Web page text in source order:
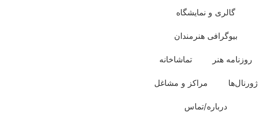
گالری و نمایشگاه
بیوگرافی هنرمندان
روزنامه هنر تماشاخانه
ژورنال‌ها مراکز و مشاغل
درباره/تماس